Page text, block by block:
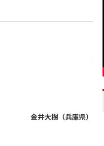
金井大樹（兵庫県）